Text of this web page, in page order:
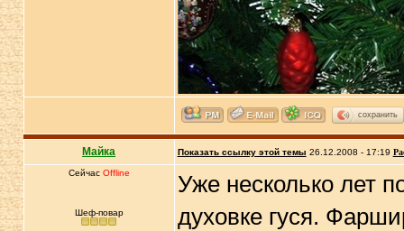
сохранить
Майка Показать ссылку этой темы 26.12.2008 - 17:19
Сейчас Offline
Шеф-повар
Уже несколько лет
духовке гуся.